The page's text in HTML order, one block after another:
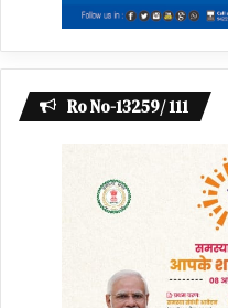
Ro No-13259/ 111